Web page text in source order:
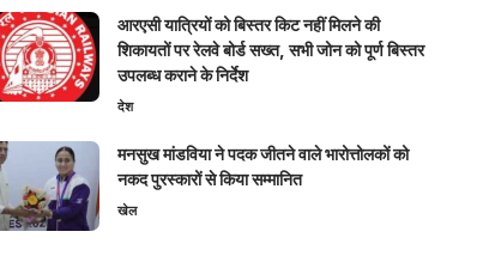
आरएसी यात्रियों को बिस्तर किट नहीं मिलने की
शिकायतों पर रेलवे बोर्ड सख्त, सभी जोन को पूर्ण बिस्तर
उपलब्ध कराने के निर्देश
देश
मनसुख मांडविया ने पदक जीतने वाले भारोत्तोलकों को
नकद पुरस्कारों से किया सम्मानित
खेल